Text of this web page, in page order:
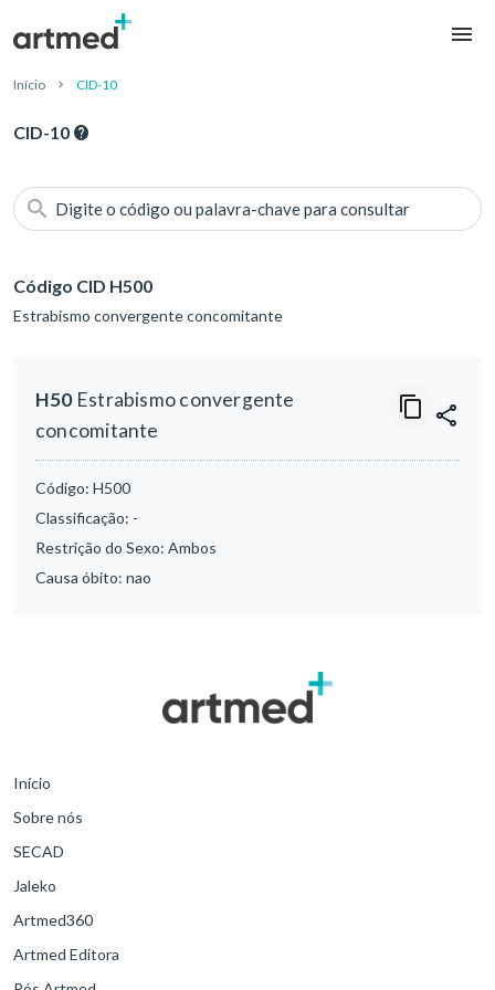
Início CID-10
CID-10
Digite o código ou palavra-chave para consultar
Código CID H500
Estrabismo convergente concomitante
H50Estrabismo convergente
concomitante
Código: H500
Classificação: -
Restrição do Sexo: Ambos
Causa óbito: nao
Início
Sobre nós
SECAD
Jaleko
Artmed360
Artmed Editora